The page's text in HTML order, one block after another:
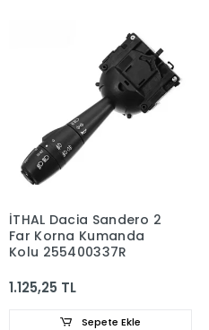
İTHAL Dacia Sandero 2
Far Korna Kumanda
Kolu 255400337R
1.125,25 TL
Sepete Ekle